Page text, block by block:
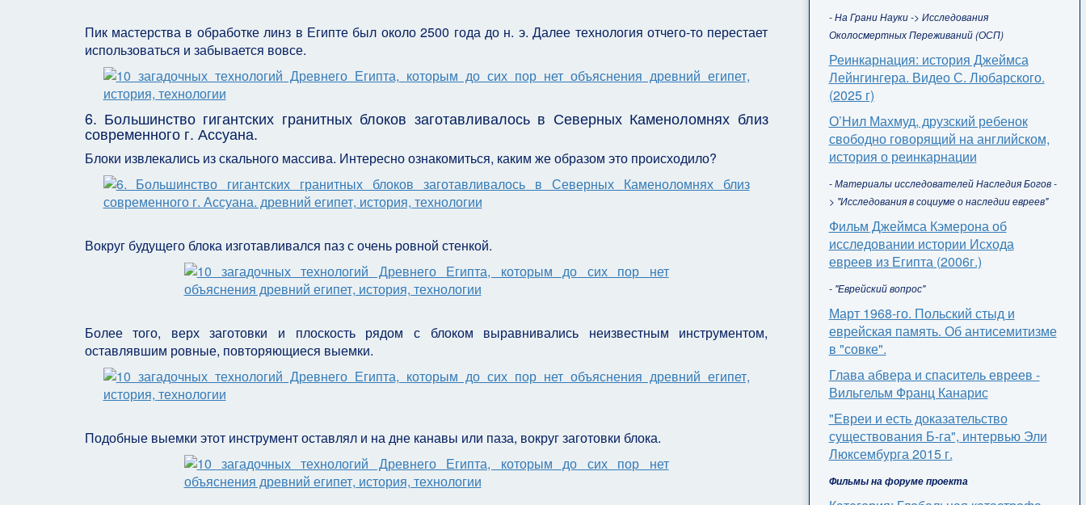
Пик мастерства в обработке линз в Египте был около 2500 года до н. э. Далее технология отчего-то перестает
использоваться и забывается вовсе.
6. Большинство гигантских гранитных блоков заготавливалось в Северных Каменоломнях близ
современного г. Ассуана.
Блоки извлекались из скального массива. Интересно ознакомиться, каким же образом это происходило?
Вокруг будущего блока изготавливался паз с очень ровной стенкой.
Более того, верх заготовки и плоскость рядом с блоком выравнивались неизвестным инструментом,
оставлявшим ровные, повторяющиеся выемки.
Подобные выемки этот инструмент оставлял и на дне канавы или паза, вокруг заготовки блока.
- На Грани Науки -> Исследования
Околосмертных Переживаний (ОСП)
Реинкарнация: история Джеймса
Лейнгингера. Видео С. Любарского.
(2025 г)
О’Нил Махмуд, друзский ребенок
свободно говорящий на английском,
история о реинкарнации
- Материалы исследователей Наследия Богов -
> "Исследования в социуме о наследии евреев"
Фильм Джеймса Кэмерона об
исследовании истории Исхода
евреев из Египта (2006г.)
- "Еврейский вопрос"
Март 1968-го. Польский стыд и
еврейская память. Об антисемитизме
в "совке".
Глава абвера и спаситель евреев -
Вильгельм Франц Канарис
"Евреи и есть доказательство
существования Б-га", интервью Эли
Люксембурга 2015 г.
Фильмы на форуме проекта